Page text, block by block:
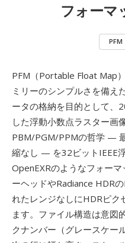
フォーマ
PFM
PFM（Portable Float Map
ミリーのシンプルさを備え
ータの格納を目的として、
した浮動小数点ラスター画
PBM/PGM/PPMの哲学 —
縮なし — を32ビットIEEE
OpenEXRのようなフォー
ーヘッドやRadiance HDR
れたレンジなしにHDRピク
ます。ファイル構造は意図
クナンバー（グレースケー